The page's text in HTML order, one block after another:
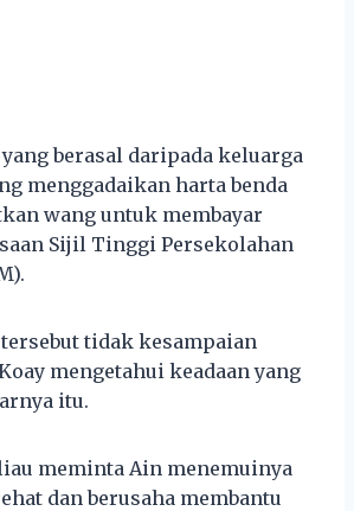
berasal daripada keluarga
menggadaikan harta benda
wang untuk membayar
Sijil Tinggi Persekolahan
tidak kesampaian
mengetahui keadaan yang
itu.
meminta Ain menemuinya
dan berusaha membantu